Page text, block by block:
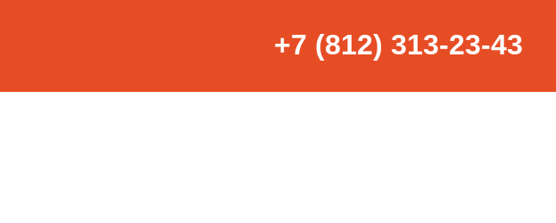
+7 (812) 313-23-43